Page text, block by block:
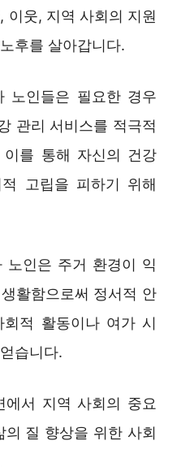
이웃, 지역 사회의 지원
후를 살아갑니다.
노인들은 필요한 경우
관리 서비스를 적극적
이를 통해 자신의 건강
고립을 피하기 위해
노인은 주거 환경이 익
활함으로써 정서적 안
적 활동이나 여가 시
습니다.
서 지역 사회의 중요
질 향상을 위한 사회